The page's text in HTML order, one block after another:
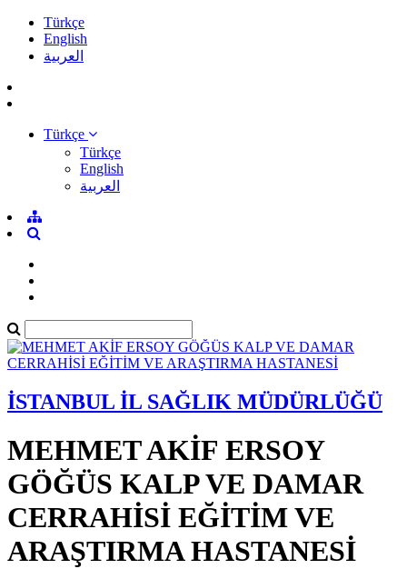
Türkçe
English
العربية
Türkçe
Türkçe
English
العربية
İSTANBUL İL SAĞLIK MÜDÜRLÜĞÜ
MEHMET AKİF ERSOY
GÖĞÜS KALP VE DAMAR
CERRAHİSİ EĞİTİM VE
ARAŞTIRMA HASTANESİ